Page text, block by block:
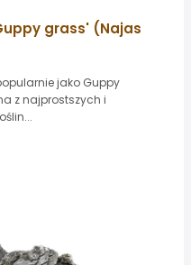
grass' (Najas
jako Guppy
z najprostszych i